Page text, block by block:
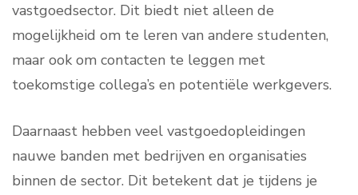
vastgoedsector. Dit biedt niet alleen de
mogelijkheid om te leren van andere studenten,
maar ook om contacten te leggen met
toekomstige collega’s en potentiële werkgevers.
Daarnaast hebben veel vastgoedopleidingen
nauwe banden met bedrijven en organisaties
binnen de sector. Dit betekent dat je tijdens je